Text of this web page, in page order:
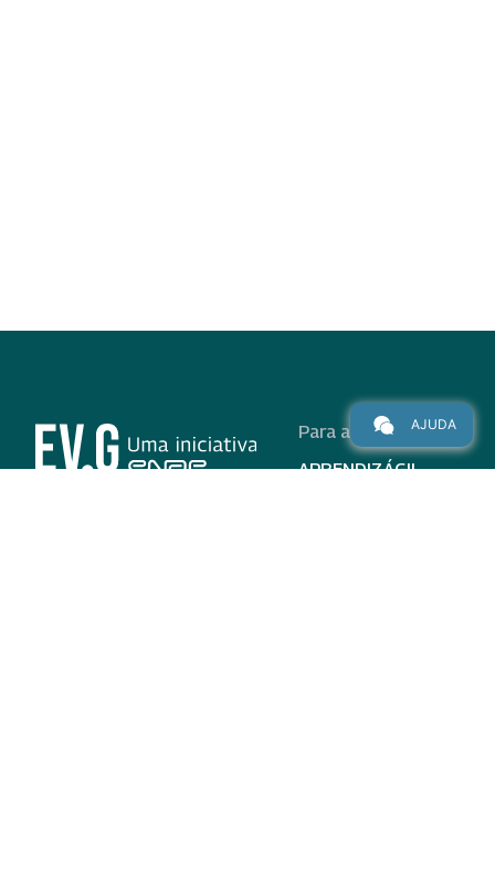
Para alunos
APRENDIZÁGIL
AJUDA